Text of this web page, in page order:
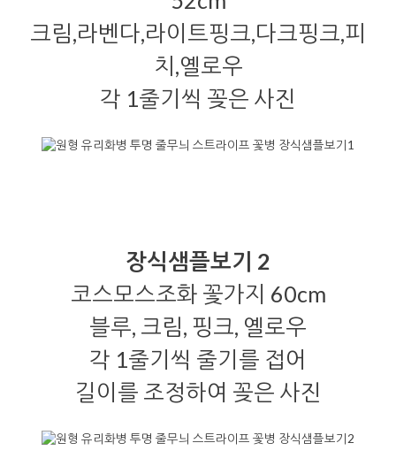
크림,라벤다,라이트핑크,다크핑크,피
치,옐로우
각 1줄기씩 꽂은 사진
장식샘플보기 2
코스모스조화 꽃가지 60cm
블루, 크림, 핑크, 옐로우
각 1줄기씩 줄기를 접어
길이를 조정하여 꽂은 사진